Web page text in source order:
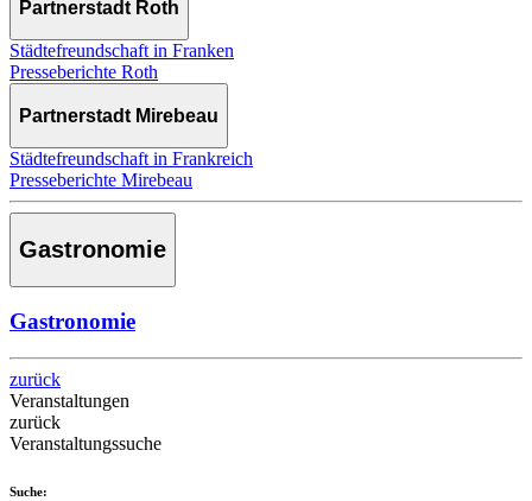
Partnerstadt Roth
Städtefreundschaft in Franken
Presseberichte Roth
Partnerstadt Mirebeau
Städtefreundschaft in Frankreich
Presseberichte Mirebeau
Gastronomie
Gastronomie
zurück
Veranstaltungen
zurück
Veranstaltungssuche
Suche: